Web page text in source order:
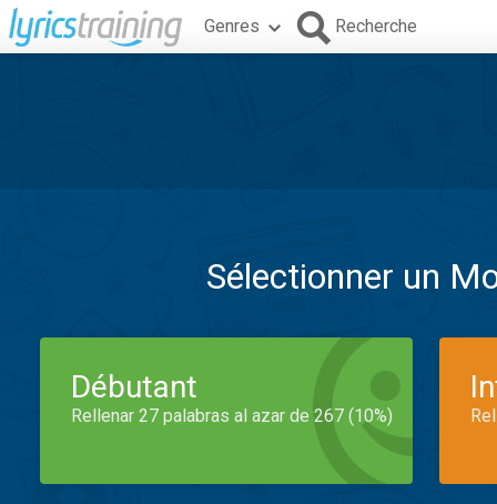
Genres Recherche
Sélectionner un
Débutant
Rellenar 27 palabras al azar de 267 (10%)